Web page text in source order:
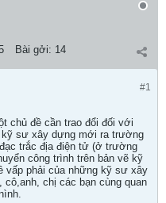
Bài gởi: 14
#1
chủ đề cần trao đổi đối với
sư xây dựng mới ra trường
trắc địa điện tử (ở trường
công trình trên bản vẽ kỹ
vấp phải của những kỹ sư xây
chị các bạn cùng quan